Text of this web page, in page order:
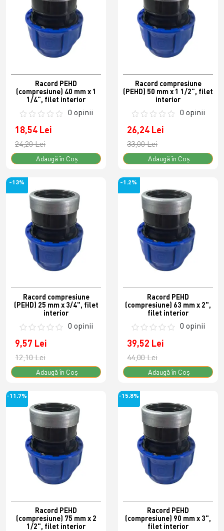
Racord PEHD
(compresiune) 40 mm x 1
1/4", filet interior
0 opinii
18,54 Lei
24,20 Lei
Adaugă în Coş
Racord compresiune
(PEHD) 50 mm x 1 1/2", filet
interior
0 opinii
26,24 Lei
33,00 Lei
Adaugă în Coş
-13%
Racord compresiune
(PEHD) 25 mm x 3/4", filet
interior
0 opinii
9,57 Lei
12,10 Lei
Adaugă în Coş
-1.2%
Racord PEHD
(compresiune) 63 mm x 2",
filet interior
0 opinii
39,52 Lei
44,00 Lei
Adaugă în Coş
-11.7%
Racord PEHD
(compresiune) 75 mm x 2
1/2", filet interior
-15.8%
Racord PEHD
(compresiune) 90 mm x 3",
filet interior